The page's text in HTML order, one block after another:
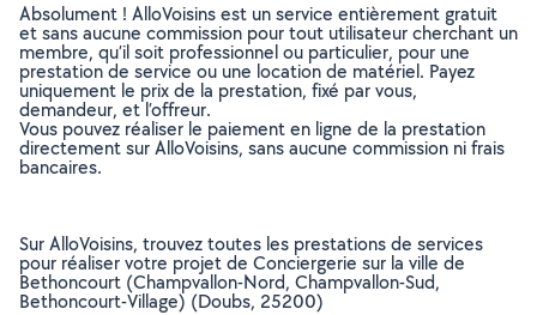
Absolument ! AlloVoisins est un service entièrement gratuit
et sans aucune commission pour tout utilisateur cherchant un
membre, qu’il soit professionnel ou particulier, pour une
prestation de service ou une location de matériel. Payez
uniquement le prix de la prestation, fixé par vous,
demandeur, et l’offreur.
Vous pouvez réaliser le paiement en ligne de la prestation
directement sur AlloVoisins, sans aucune commission ni frais
bancaires.
Sur AlloVoisins, trouvez toutes les prestations de services
pour réaliser votre projet de Conciergerie sur la ville de
Bethoncourt (Champvallon-Nord, Champvallon-Sud,
Bethoncourt-Village) (Doubs, 25200)